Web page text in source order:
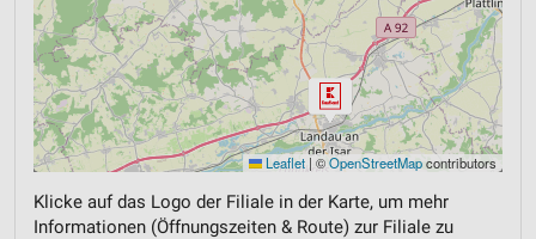
Leaflet | ©OpenStreetMapcontributors
Klicke auf das Logo der Filiale in der Karte, um mehr
Informationen (Öffnungszeiten & Route) zur Filiale zu